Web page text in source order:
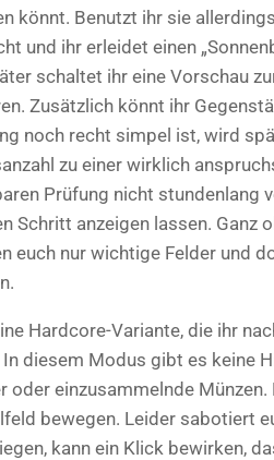
könnt. Benutzt ihr sie
und ihr erleidet einen
schaltet ihr eine Vorschau
Zusätzlich könnt ihr
noch recht simpel ist, wird
zu einer wirklich
Prüfung nicht stundenlang
Schritt anzeigen lassen.
euch nur wichtige Felder und
Hardcore-Variante, die ihr
diesem Modus gibt es keine
oder einzusammelnde
bewegen. Leider sabotiert
kann ein Klick bewirken,